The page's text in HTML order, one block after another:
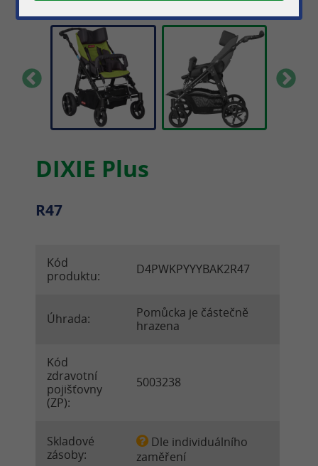
DIXIE Plus
R47
Kód
produktu:
D4PWKPYYYBAK2R47
Úhrada:
Pomůcka je částečně
hrazena
Kód
zdravotní
pojišťovny
(ZP):
5003238
Skladové
zásoby:
Dle individuálního
zaměření